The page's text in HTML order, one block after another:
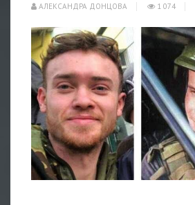
АЛЕКСАНДРА ДОНЦОВА
1 074